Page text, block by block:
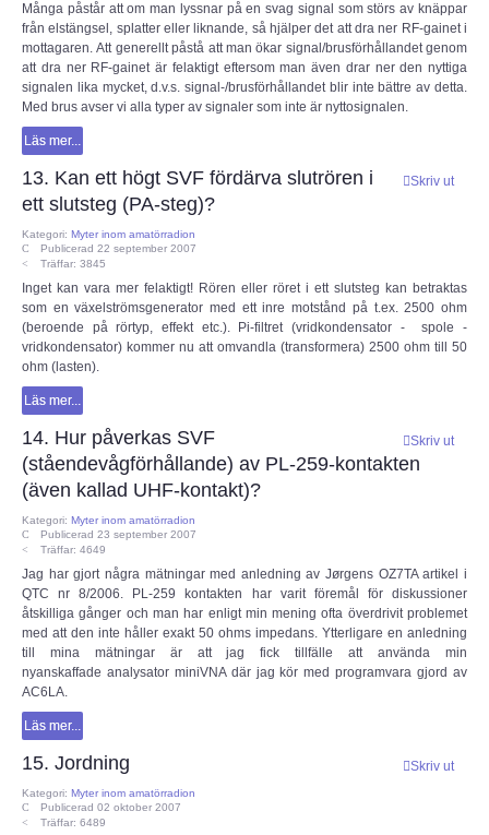
Många påstår att om man lyssnar på en svag signal som störs av knäppar
från elstängsel, splatter eller liknande, så hjälper det att dra ner RF-gainet i
mottagaren. Att generellt påstå att man ökar signal/brusförhållandet genom
att dra ner RF-gainet är felaktigt eftersom man även drar ner den nyttiga
signalen lika mycket, d.v.s. signal-/brusförhållandet blir inte bättre av detta.
Med brus avser vi alla typer av signaler som inte är nyttosignalen.
Läs mer...
Skriv ut
13. Kan ett högt SVF fördärva slutrören i
ett slutsteg (PA-steg)?
Kategori: Myter inom amatörradion
Publicerad 22 september 2007
Träffar: 3845
Inget kan vara mer felaktigt! Rören eller röret i ett slutsteg kan betraktas
som en växelströmsgenerator med ett inre motstånd på t.ex. 2500 ohm
(beroende på rörtyp, effekt etc.). Pi-filtret (vridkondensator - spole -
vridkondensator) kommer nu att omvandla (transformera) 2500 ohm till 50
ohm (lasten).
Läs mer...
Skriv ut
14. Hur påverkas SVF
(ståendevågförhållande) av PL-259-kontakten
(även kallad UHF-kontakt)?
Kategori: Myter inom amatörradion
Publicerad 23 september 2007
Träffar: 4649
Jag har gjort några mätningar med anledning av Jørgens OZ7TA artikel i
QTC nr 8/2006. PL-259 kontakten har varit föremål för diskussioner
åtskilliga gånger och man har enligt min mening ofta överdrivit problemet
med att den inte håller exakt 50 ohms impedans. Ytterligare en anledning
till mina mätningar är att jag fick tillfälle att använda min
nyanskaffade analysator miniVNA där jag kör med programvara gjord av
AC6LA.
Läs mer...
Skriv ut
15. Jordning
Kategori: Myter inom amatörradion
Publicerad 02 oktober 2007
Träffar: 6489